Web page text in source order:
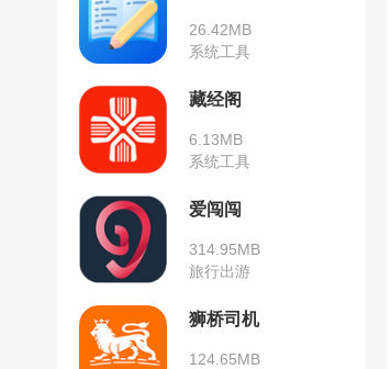
26.42MB
系统工具
藏经阁
6.13MB
系统工具
爱闯闯
314.95MB
旅行出游
狮桥司机
124.65MB